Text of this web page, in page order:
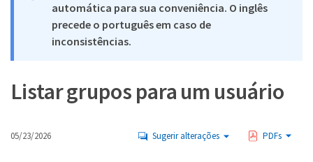
automática para sua conveniência. O inglês
precede o português em caso de
inconsistências.
Listar grupos para um usuário
05/23/2026 Sugerir alterações PDFs